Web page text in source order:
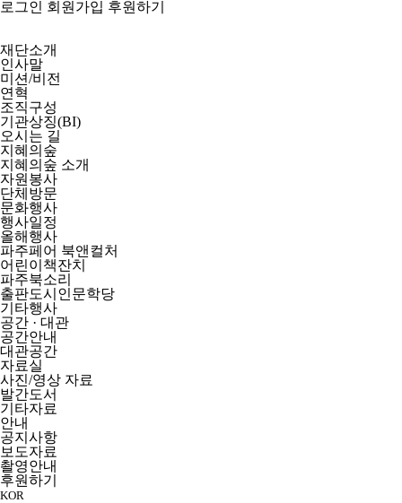
로그인 회원가입 후원하기
재단소개
인사말
미션/비전
연혁
조직구성
기관상징(BI)
오시는 길
지혜의숲
지혜의숲 소개
자원봉사
단체방문
문화행사
행사일정
올해행사
파주페어 북앤컬처
어린이책잔치
파주북소리
출판도시인문학당
기타행사
공간 · 대관
공간안내
대관공간
자료실
사진/영상 자료
발간도서
기타자료
안내
공지사항
보도자료
촬영안내
후원하기
KOR